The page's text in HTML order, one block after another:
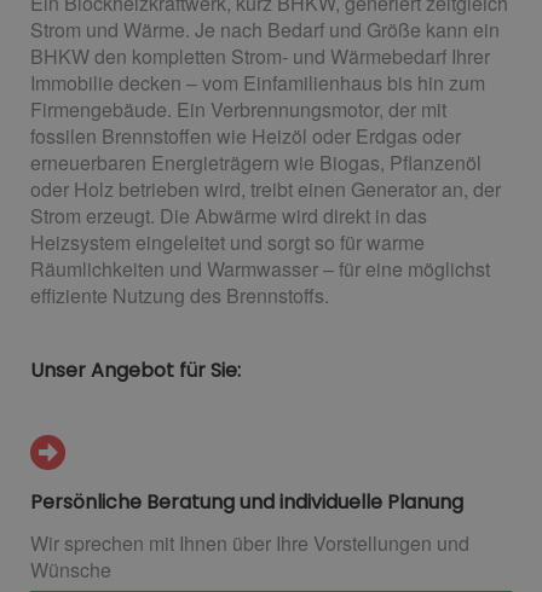
Strom und Wärme. Je nach Bedarf und Größe kann ein
BHKW den kompletten Strom- und Wärmebedarf Ihrer
Immobilie decken – vom Einfamilienhaus bis hin zum
Firmengebäude. Ein Verbrennungsmotor, der mit
fossilen Brennstoffen wie Heizöl oder Erdgas oder
erneuerbaren Energieträgern wie Biogas, Pflanzenöl
oder Holz betrieben wird, treibt einen Generator an, der
Strom erzeugt. Die Abwärme wird direkt in das
Heizsystem eingeleitet und sorgt so für warme
Räumlichkeiten und Warmwasser – für eine möglichst
effiziente Nutzung des Brennstoffs.
Unser Angebot für Sie:
Persönliche Beratung und individuelle Planung
Wir sprechen mit Ihnen über Ihre Vorstellungen und
Wünsche